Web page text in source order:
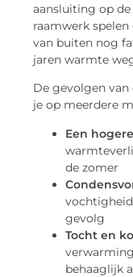
aansluiting op
raamwerk
van buiten nog
jaren warmte
De gevolgen
je op meerdere
Een
de zomer
gevolg
Tocht en
behaaglijk